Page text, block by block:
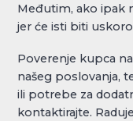
Međutim, ako ipak
jer će isti biti
Poverenje kupca
našeg poslovanja,
ili potrebe za
kontaktirajte.